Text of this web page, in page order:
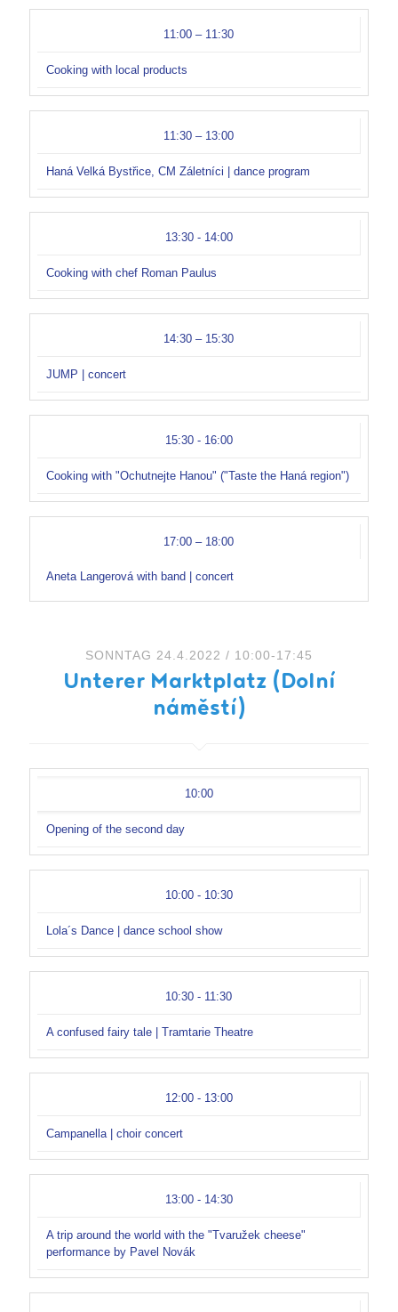
11:00 – 11:30
Cooking with local products
11:30 – 13:00
Haná Velká Bystřice, CM Záletníci | dance program
13:30 - 14:00
Cooking with chef Roman Paulus
14:30 – 15:30
JUMP | concert
15:30 - 16:00
Cooking with "Ochutnejte Hanou" ("Taste the Haná region")
17:00 – 18:00
Aneta Langerová with band | concert
SONNTAG 24.4.2022 / 10:00-17:45
Unterer Marktplatz (Dolní
náměstí)
10:00
Opening of the second day
10:00 - 10:30
Lola´s Dance | dance school show
10:30 - 11:30
A confused fairy tale | Tramtarie Theatre
12:00 - 13:00
Campanella | choir concert
13:00 - 14:30
A trip around the world with the "Tvaružek cheese"
performance by Pavel Novák